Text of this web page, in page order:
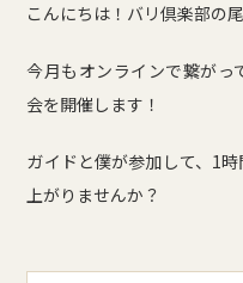
こんにちは！バリ倶楽部の
今月もオンラインで繋がっ
会を開催します！
ガイドと僕が参加して、1
上がりませんか？